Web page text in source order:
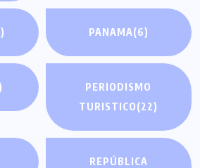
PANAMA(6)
PERIODISMO
TURISTICO(22)
REPÚBLICA